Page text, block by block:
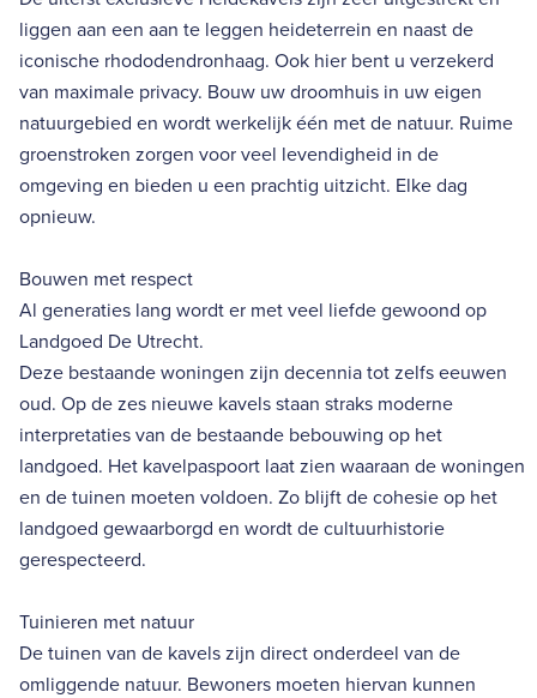
liggen aan een aan te leggen heideterrein en naast de
iconische rhododendronhaag. Ook hier bent u verzekerd
van maximale privacy. Bouw uw droomhuis in uw eigen
natuurgebied en wordt werkelijk één met de natuur. Ruime
groenstroken zorgen voor veel levendigheid in de
omgeving en bieden u een prachtig uitzicht. Elke dag
opnieuw.
Bouwen met respect
Al generaties lang wordt er met veel liefde gewoond op
Landgoed De Utrecht.
Deze bestaande woningen zijn decennia tot zelfs eeuwen
oud. Op de zes nieuwe kavels staan straks moderne
interpretaties van de bestaande bebouwing op het
landgoed. Het kavelpaspoort laat zien waaraan de woningen
en de tuinen moeten voldoen. Zo blijft de cohesie op het
landgoed gewaarborgd en wordt de cultuurhistorie
gerespecteerd.
Tuinieren met natuur
De tuinen van de kavels zijn direct onderdeel van de
omliggende natuur. Bewoners moeten hiervan kunnen